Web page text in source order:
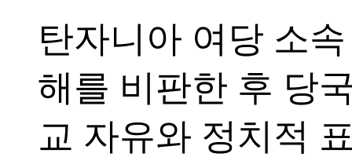
탄자니아 여당 소
해를 비판한 후 당
교 자유와 정치적